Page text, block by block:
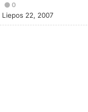
0
Liepos 22, 2007